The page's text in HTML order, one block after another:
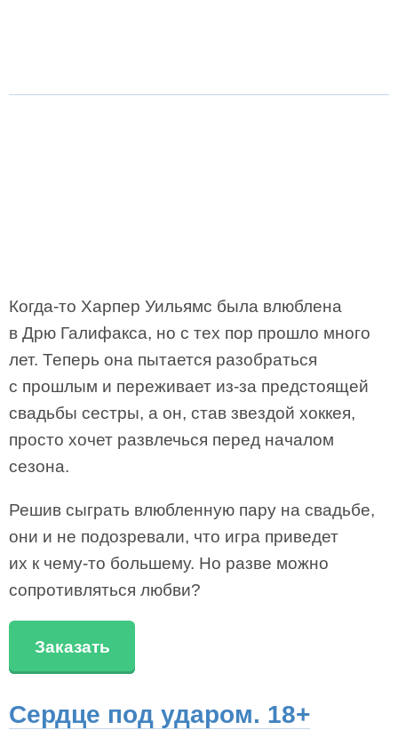
Когда-то Харпер Уильямс была влюблена
в Дрю Галифакса, но с тех пор прошло много
лет. Теперь она пытается разобраться
с прошлым и переживает из-за предстоящей
свадьбы сестры, а он, став звездой хоккея,
просто хочет развлечься перед началом
сезона.
Решив сыграть влюбленную пару на свадьбе,
они и не подозревали, что игра приведет
их к чему-то большему. Но разве можно
сопротивляться любви?
Заказать
Сердце под ударом. 18+